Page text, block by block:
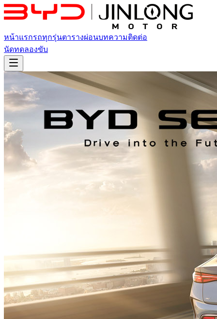
หน้าแรกรถทุกรุ่นตารางผ่อนบทความติดต่อ
นัดทดลองขับ